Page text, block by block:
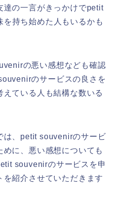
達の一言がきっかけでpetit
持ち始めた人もいるかも
の悪い感想なども確認
のサービスの良さを
えている人も結構な数いる
は、petit souvenirのサービ
に、悪い感想についても
souvenirのサービスを申
を紹介させていただきます